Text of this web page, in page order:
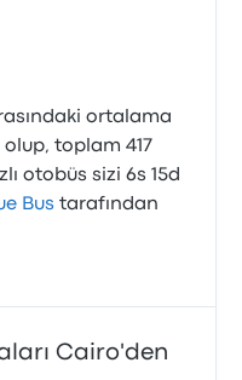
ortalama
toplam 417
otobüs sizi 6s 15d
Bus tarafından
Cairo'den